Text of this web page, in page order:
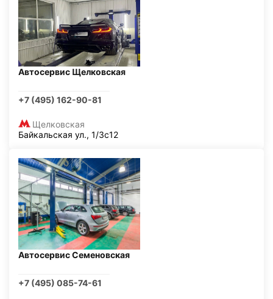
Автосервис Щелковская
+7 (495) 162-90-81
Щелковская
Байкальская ул., 1/3с12
Автосервис Семеновская
+7 (495) 085-74-61